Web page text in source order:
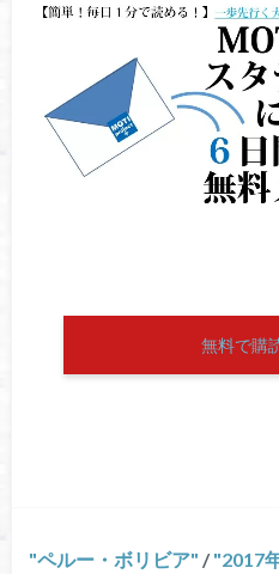
無料で購
ペルー・ボリビア / 2017